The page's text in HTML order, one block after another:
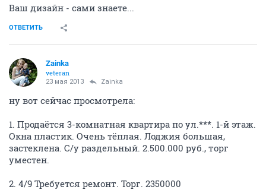
Ваш дизайн - сами знаете...
ОТВЕТИТЬ
Zainka
veteran
23 мая 2013 Zainka
ну вот сейчас просмотрела:
1. Продаётся 3-комнатная квартира по ул.***. 1-й этаж.
Окна пластик. Очень тёплая. Лоджия большая,
застеклена. С/у раздельный. 2.500.000 руб., торг
уместен.
2. 4/9 Требуется ремонт. Торг. 2350000